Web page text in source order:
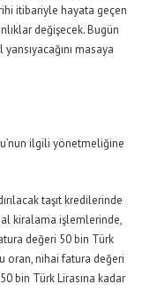
itibariyle hayata geçen
değişecek. Bugün
masaya
ilgili yönetmeliğine
taşıt kredilerinde
kiralama işlemlerinde,
değeri 50 bin Türk
oran, nihai fatura değeri
bin Türk Lirasına kadar